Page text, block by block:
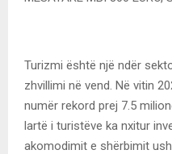
Turizmi është një ndër
zhvillimi në vend. Në vitin
numër rekord prej 7.5
lartë i turistëve ka nxitur
akomodimit e shërbimit